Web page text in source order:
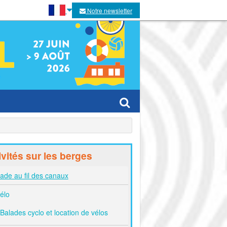
Notre newsletter
sur les berges
au fil des canaux
Balades cyclo et location de vélos